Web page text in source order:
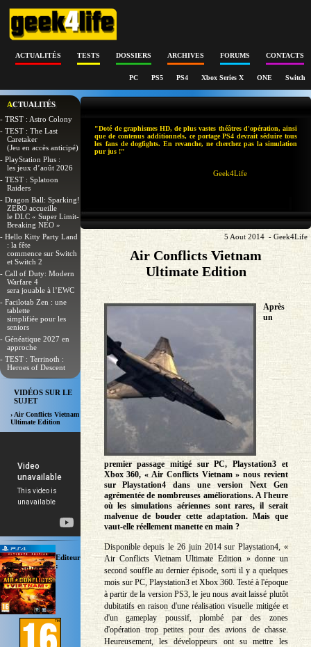
ACTUALITÉS TESTS DOSSIERS ARCHIVES FORUMS CONTACTS
PC PS5 PS4 Xbox Series X ONE Switch
ACTUALITÉS
- TRST : Astro Colony
- TEST : The Last
Caretaker
(Jeu en accès anticipé)
- PlayStation Plus :
les jeux d’août 2026
- TEST : Splatoon
Raiders
- Dragon Ball: Sparking!
ZERO accueille
le DLC « Super Limit-
Breaking NEO »
- Hello Kitty Party Land
: la fête
commence sur Switch
et Switch 2
- Call of Duty: Modern
Warfare 4
sera jouable à l’EWC
- Facilotab Zen : une
tablette
simplifiée pour les
seniors
- Généatique 2027 en
approche
- TEST : Terrinoth :
Heroes of Descent
VIDÉOS SUR LE
SUJET
› Air Conflicts Vietnam
Ultimate Edition
Editeur
:
"Doté de graphismes HD, de plus vastes théâtres d'opération, ainsi
que de contenus additionnels, ce portage PS4 devrait séduire tous
les fans de dogfights. En revanche, ne cherchez pas la simulation
pur jus !"
Geek4Life
5 Aout 2014 - Geek4Life
Air Conflicts Vietnam
Ultimate Edition
Après
un
premier passage mitigé sur PC, Playstation3 et
Xbox 360, « Air Conflicts Vietnam » nous revient
sur Playstation4 dans une version Next Gen
agrémentée de nombreuses améliorations. A l'heure
où les simulations aériennes sont rares, il serait
malvenue de bouder cette adaptation. Mais que
vaut-elle réellement manette en main ?
Disponible depuis le 26 juin 2014 sur Playstation4, «
Air Conflicts Vietnam Ultimate Edition » donne un
second souffle au dernier épisode, sorti il y a quelques
mois sur PC, Playstation3 et Xbox 360. Testé à l'époque
à partir de la version PS3, le jeu nous avait laissé plutôt
dubitatifs en raison d'une réalisation visuelle mitigée et
d'un gameplay poussif, plombé par des zones
d'opération trop petites pour des avions de chasse.
Heureusement, les développeurs ont su mettre les